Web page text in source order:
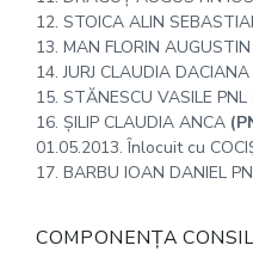
12. STOICA ALIN
13. MAN FLORIN AUGUSTIN
14. JURJ CLAUDIA DACIANA
15. STĂNESCU VASILE PNL
16. ȘILIP CLAUDIA ANCA
01.05.2013. Înlocuit cu
17. BARBU IOAN DANIEL
COMPONENȚA